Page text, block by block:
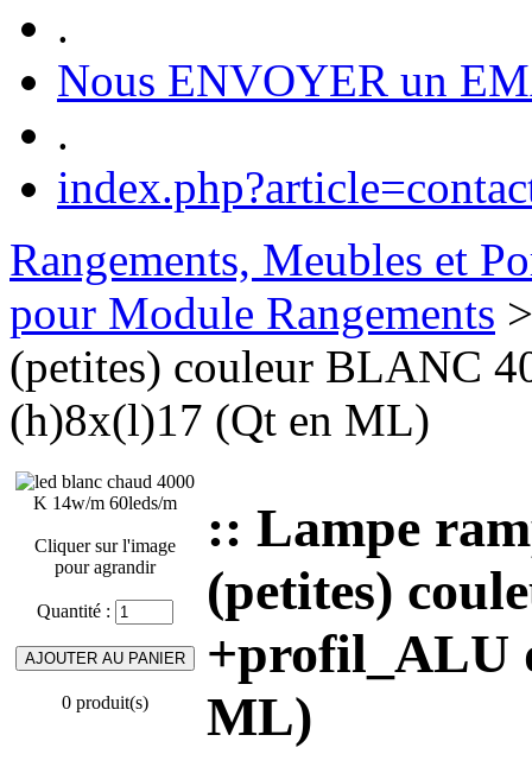
.
Nous ENVOYER un
.
Rangements, Meubles et
pour Module Rangements
(petites) couleur BLANC
(h)8x(l)17 (Qt en ML)
Cliquer sur l'image
pour agrandir
Quantité :
0 produit(s)
:: Lampe
(petites)
+profil_ALU
ML)